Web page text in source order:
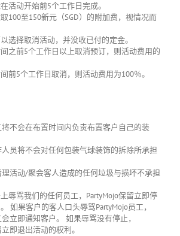
活动开始前5个工作日完成。
100至150新元（SGD）的附加费，视情况而
选择取消活动，并没收已付的定金。
之前5个工作日以上取消预订，则活动费用的
前5个工作日取消，则活动费用为100％。
将不会在布置时间内负责布置客户自己的装
人员将不会对任何包装气球装饰的拆除所承担
理活动/聚会客人造成的任何垃圾与损坏不承担
辱骂我们的任何员工， PartyMojo保留立即停
如果客户的客人口头辱骂PartyMojo员工，
会立即通知客户。 如果辱骂没有停止，
即退出活动的权利。